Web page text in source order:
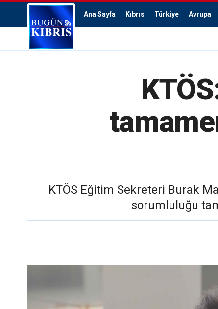
Ana Sayfa Kıbrıs Türkiye Avrupa
KTÖS Eğitim Sekreteri Burak
sorumluluğu